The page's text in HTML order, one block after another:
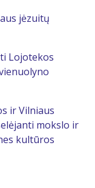
jėzuitų
Lojotekos
ir Vilniaus
mokslo ir
kultūros